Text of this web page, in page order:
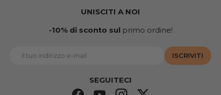
UNISCITI A NOI
-10% di sconto sulprimo ordine!
E-mail
ISCRIVITI
SEGUITECI